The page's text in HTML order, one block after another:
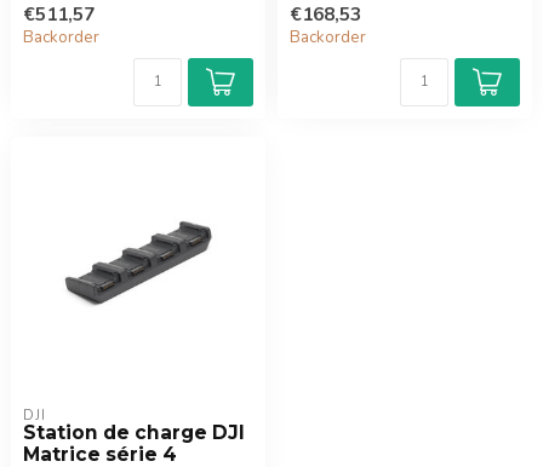
€511,57
Backorder
€168,53
Backorder
DJI
Station de charge DJI
Matrice série 4